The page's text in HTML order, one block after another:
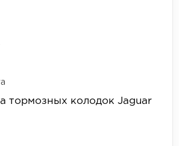
тормозных колодок Jaguar